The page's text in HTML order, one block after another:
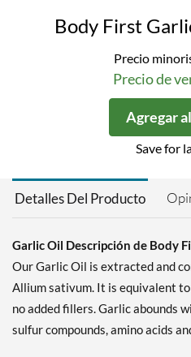
Body First
Precio
Precio de
Agregar
Save for
Detalles Del Producto
Garlic Oil Descripción de Body
Our Garlic Oil is extracted and
Allium sativum. It is equivalent
no added fillers. Garlic abounds
sulfur compounds, amino acids